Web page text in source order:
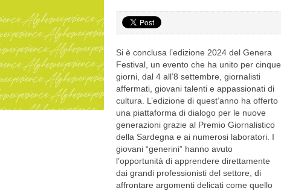
Si è conclusa l’edizione 2024 del Genera
Festival, un evento che ha unito per cinque
giorni, dal 4 all’8 settembre, giornalisti
affermati, giovani talenti e appassionati di
cultura. L’edizione di quest’anno ha offerto
una piattaforma di dialogo per le nuove
generazioni grazie al Premio Giornalistico
della Sardegna e ai numerosi laboratori. I
giovani “generini” hanno avuto
l’opportunità di apprendere direttamente
dai grandi professionisti del settore, di
affrontare argomenti delicati come quello